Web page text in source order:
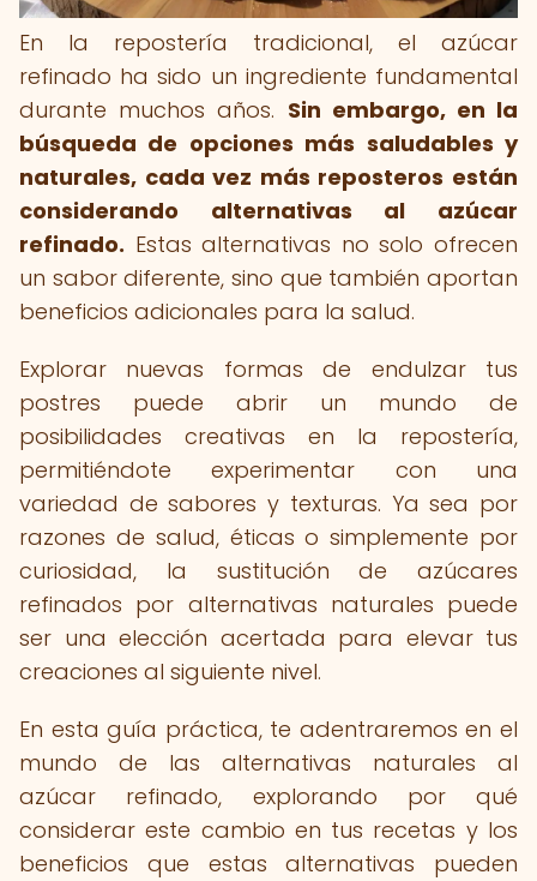
En la repostería tradicional, el azúcar
refinado ha sido un ingrediente fundamental
durante muchos años. Sin embargo, en la
búsqueda de opciones más saludables y
naturales, cada vez más reposteros están
considerando alternativas al azúcar
refinado. Estas alternativas no solo ofrecen
un sabor diferente, sino que también aportan
beneficios adicionales para la salud.
Explorar nuevas formas de endulzar tus
postres puede abrir un mundo de
posibilidades creativas en la repostería,
permitiéndote experimentar con una
variedad de sabores y texturas. Ya sea por
razones de salud, éticas o simplemente por
curiosidad, la sustitución de azúcares
refinados por alternativas naturales puede
ser una elección acertada para elevar tus
creaciones al siguiente nivel.
En esta guía práctica, te adentraremos en el
mundo de las alternativas naturales al
azúcar refinado, explorando por qué
considerar este cambio en tus recetas y los
beneficios que estas alternativas pueden